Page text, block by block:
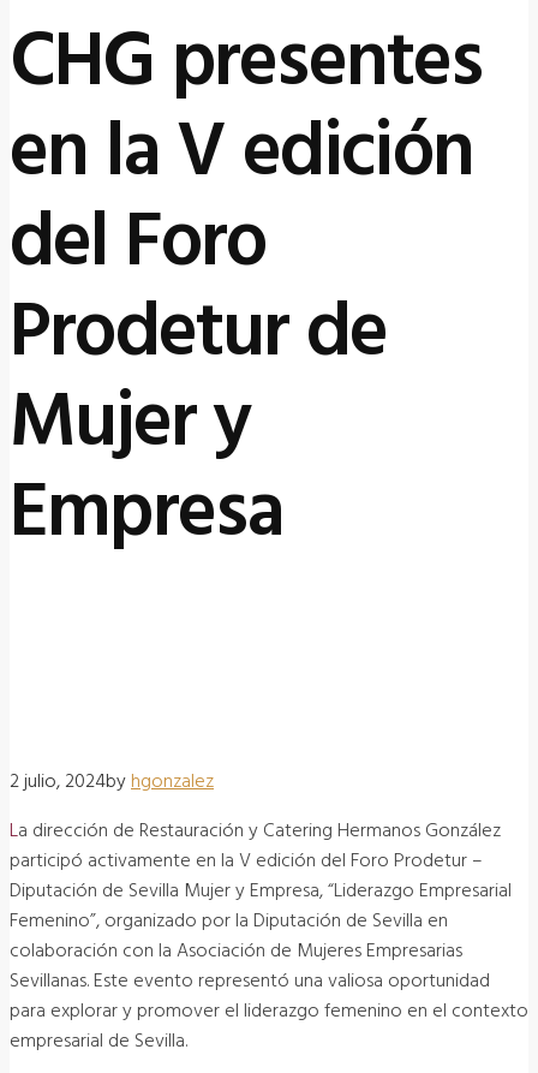
CHG presentes
en la V edición
del Foro
Prodetur de
Mujer y
Empresa
2 julio, 2024byhgonzalez
La dirección de Restauración y Catering Hermanos González
participó activamente en la V edición del Foro Prodetur –
Diputación de Sevilla Mujer y Empresa, “Liderazgo Empresarial
Femenino”, organizado por la Diputación de Sevilla en
colaboración con la Asociación de Mujeres Empresarias
Sevillanas. Este evento representó una valiosa oportunidad
para explorar y promover el liderazgo femenino en el contexto
empresarial de Sevilla.